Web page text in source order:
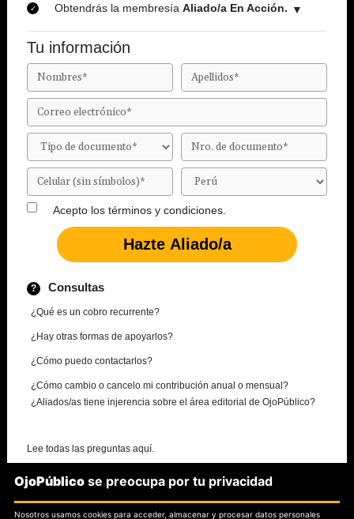
Obtendrás la membresía Aliado/a En Acción.
Tu información
Acepto los términos y condiciones.
Consultas
¿Qué es un cobro recurrente?
¿Hay otras formas de apoyarlos?
¿Cómo puedo contactarlos?
¿Cómo cambio o cancelo mi contribución anual o mensual?
¿Aliados/as tiene injerencia sobre el área editorial de OjoPúblico?
Lee todas las preguntas aquí.
¿Necesitas más información?
OjoPúblico se preocupa por tu privacidad
Nosotros usamos cookies para acceder, almacenar y procesar datos personales